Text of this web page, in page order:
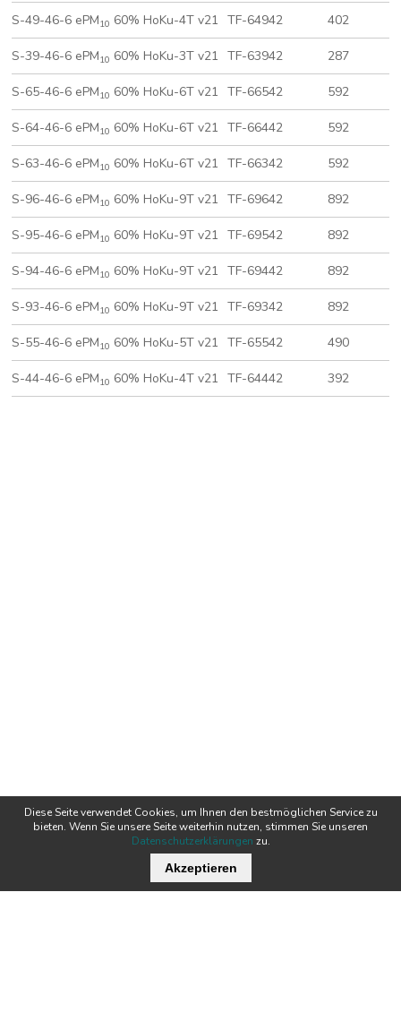
Diese Seite verwendet Cookies, um Ihnen den bestmöglichen Service zu
bieten. Wenn Sie unsere Seite weiterhin nutzen, stimmen Sie unseren
Datenschutzerklärungen zu.
Akzeptieren
S-49-46-6 ePM10 60% HoKu-4T v21 TF-64942 402
S-39-46-6 ePM10 60% HoKu-3T v21 TF-63942 287
S-65-46-6 ePM10 60% HoKu-6T v21 TF-66542 592
S-64-46-6 ePM10 60% HoKu-6T v21 TF-66442 592
S-63-46-6 ePM10 60% HoKu-6T v21 TF-66342 592
S-96-46-6 ePM10 60% HoKu-9T v21 TF-69642 892
S-95-46-6 ePM10 60% HoKu-9T v21 TF-69542 892
S-94-46-6 ePM10 60% HoKu-9T v21 TF-69442 892
S-93-46-6 ePM10 60% HoKu-9T v21 TF-69342 892
S-55-46-6 ePM10 60% HoKu-5T v21 TF-65542 490
S-44-46-6 ePM10 60% HoKu-4T v21 TF-64442 392